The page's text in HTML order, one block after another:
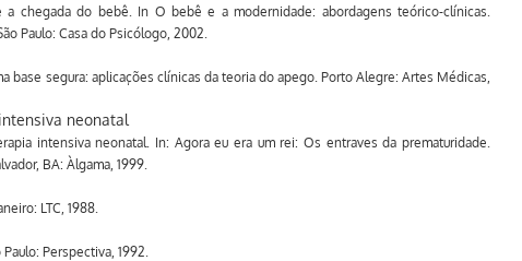
a chegada do bebê. In O bebê e a modernidade: abordagens teórico-clínicas.
Paulo: Casa do Psicólogo, 2002.
base segura: aplicações clínicas da teoria do apego. Porto Alegre: Artes Médicas,
neonatal
intensiva neonatal. In: Agora eu era um rei: Os entraves da prematuridade.
BA: Àlgama, 1999.
LTC, 1988.
Perspectiva, 1992.